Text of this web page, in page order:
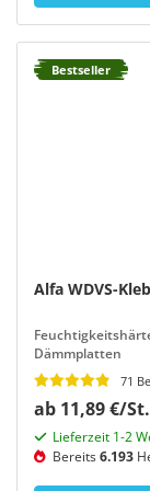
Bestseller
Alfa WDVS-
Dämmplatten
71
ab 11,89 €/St.
Lieferzeit 1-2
Bereits6.193